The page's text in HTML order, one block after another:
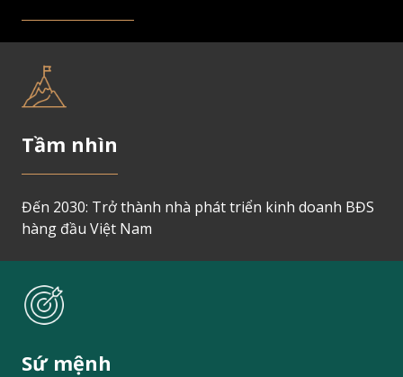
Tầm nhìn
Đến 2030: Trở thành nhà phát triển kinh doanh BĐS
hàng đầu Việt Nam
Sứ mệnh